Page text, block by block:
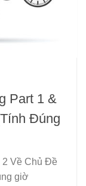
Part 1 &
Đúng
2 Về Chủ Đề
giờ